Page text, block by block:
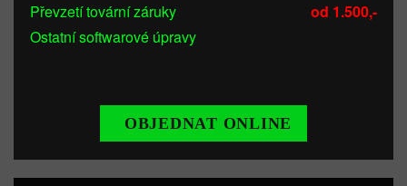
Převzetí tovární záruky
od 1.500,-
Ostatní softwarové úpravy
OBJEDNAT ONLINE